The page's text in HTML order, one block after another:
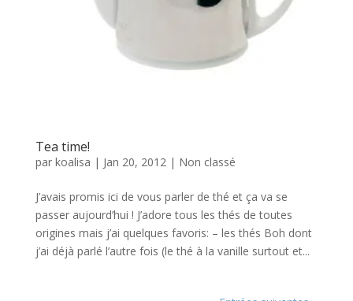
Tea time!
par koalisa | Jan 20, 2012 | Non classé
J’avais promis ici de vous parler de thé et ça va se
passer aujourd’hui ! J’adore tous les thés de toutes
origines mais j’ai quelques favoris: – les thés Boh dont
j’ai déjà parlé l’autre fois (le thé à la vanille surtout et...